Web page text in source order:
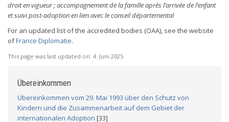
droit en vigueur ; accompagnement de la famille après l’arrivée de l’enfant
et suivi post-adoption en lien avec le conseil départemental
For an updated list of the accredited bodies (OAA), see the website
ofFrance Diplomatie.
This page was last updated on: 4. Juni 2025
Übereinkommen
Übereinkommen vom 29. Mai 1993 über den Schutz von
Kindern und die Zusammenarbeit auf dem Gebiet der
internationalen Adoption [33]